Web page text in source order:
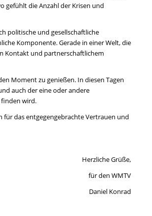
gefühlt die Anzahl der Krisen und
politische und gesellschaftliche
Komponente. Gerade in einer Welt, die
Kontakt und partnerschaftlichem
Moment zu genießen. In diesen Tagen
auch der eine oder andere
finden wird.
für das entgegengebrachte Vertrauen und
Herzliche Grüße,
für den WMTV
Daniel Konrad